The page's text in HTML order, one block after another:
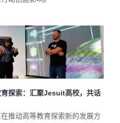
育探索：汇聚Jesuit高校，共话
推动高等教育探索新的发展方